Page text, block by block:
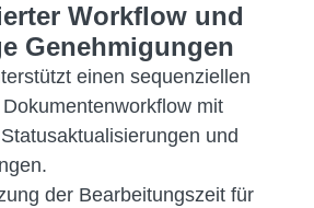
Workflow und
Genehmigungen
einen sequenziellen
mit
und
der Bearbeitungszeit für